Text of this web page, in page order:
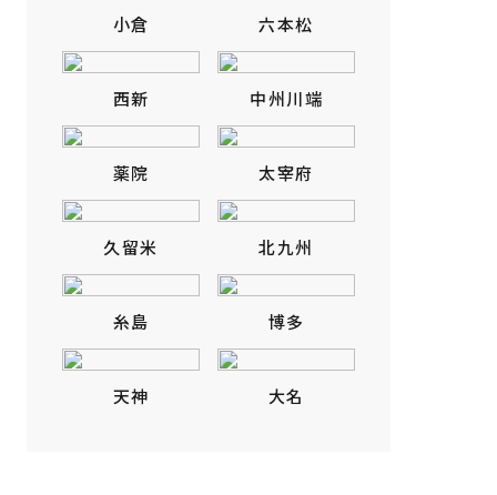
小倉 六本松
西新 中州川端
薬院 太宰府
久留米 北九州
糸島 博多
天神 大名